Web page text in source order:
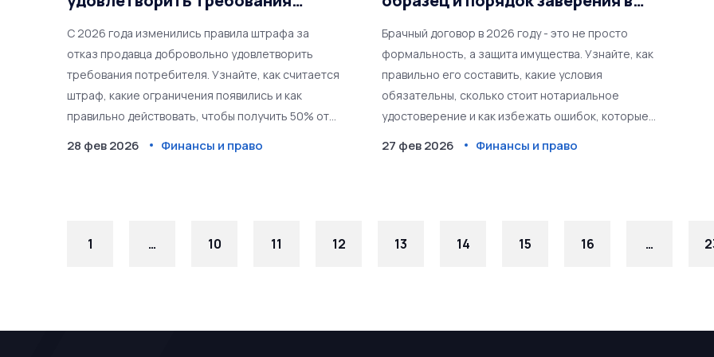
2026 году
С 2026 года изменились правила штрафа за
отказ продавца добровольно удовлетворить
требования потребителя. Узнайте, как считается
штраф, какие ограничения появились и как
правильно действовать, чтобы получить 50% от
28 фев 2026 Финансы и право
Брачный договор в 2026 году - это не просто
формальность, а защита имущества. Узнайте, как
правильно его составить, какие условия
обязательны, сколько стоит нотариальное
удостоверение и как избежать ошибок, которые
27 фев 2026 Финансы и право
1 … 10 11 12 13 14 15 16 …